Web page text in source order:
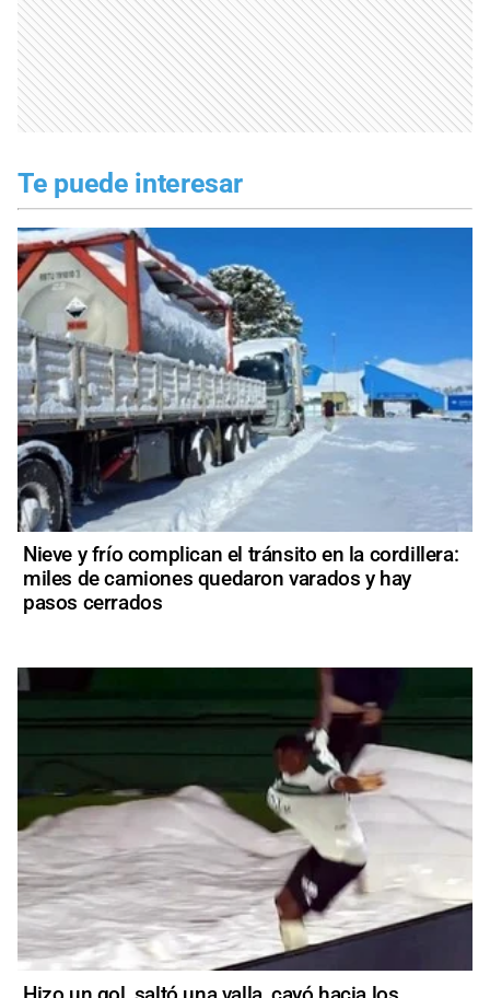
Te puede interesar
Nieve y frío complican el tránsito en la cordillera:
miles de camiones quedaron varados y hay
pasos cerrados